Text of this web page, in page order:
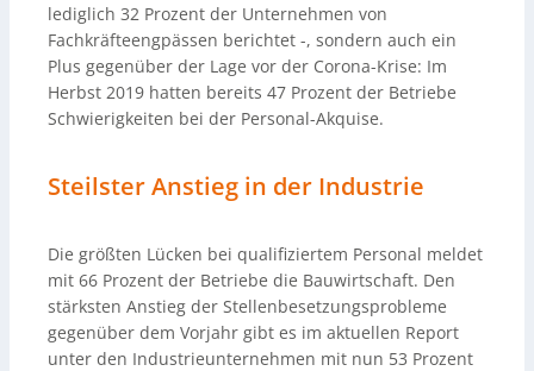
lediglich 32 Prozent der Unternehmen von
Fachkräfteengpässen berichtet -, sondern auch ein
Plus gegenüber der Lage vor der Corona-Krise: Im
Herbst 2019 hatten bereits 47 Prozent der Betriebe
Schwierigkeiten bei der Personal-Akquise.
Steilster Anstieg in der Industrie
Die größten Lücken bei qualifiziertem Personal meldet
mit 66 Prozent der Betriebe die Bauwirtschaft. Den
stärksten Anstieg der Stellenbesetzungsprobleme
gegenüber dem Vorjahr gibt es im aktuellen Report
unter den Industrieunternehmen mit nun 53 Prozent